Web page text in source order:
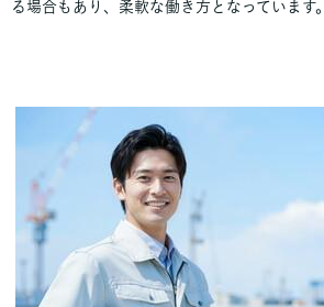
る場合もあり、柔軟な働き方となっています。